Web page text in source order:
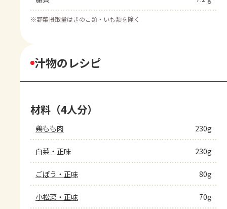
※野菜摂取量はきのこ類・いも類を除く
汁物のレシピ
材料（4人分）
鶏もも肉 230g
白菜・正味 230g
ごぼう・正味 80g
小松菜・正味 70g